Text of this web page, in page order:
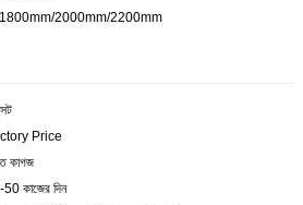
2000mm/2200mm
Price
কাগজ
কাজের দিন